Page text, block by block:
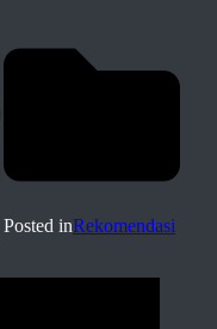
Posted inRekomendasi